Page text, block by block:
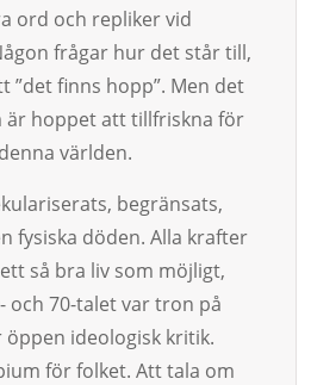
ord och repliker vid
frågar hur det står till,
”det finns hopp”. Men det
är hoppet att tillfriskna för
världen.
begränsats,
fysiska döden. Alla krafter
så bra liv som möjligt,
och 70-talet var tron på
ideologisk kritik.
för folket. Att tala om